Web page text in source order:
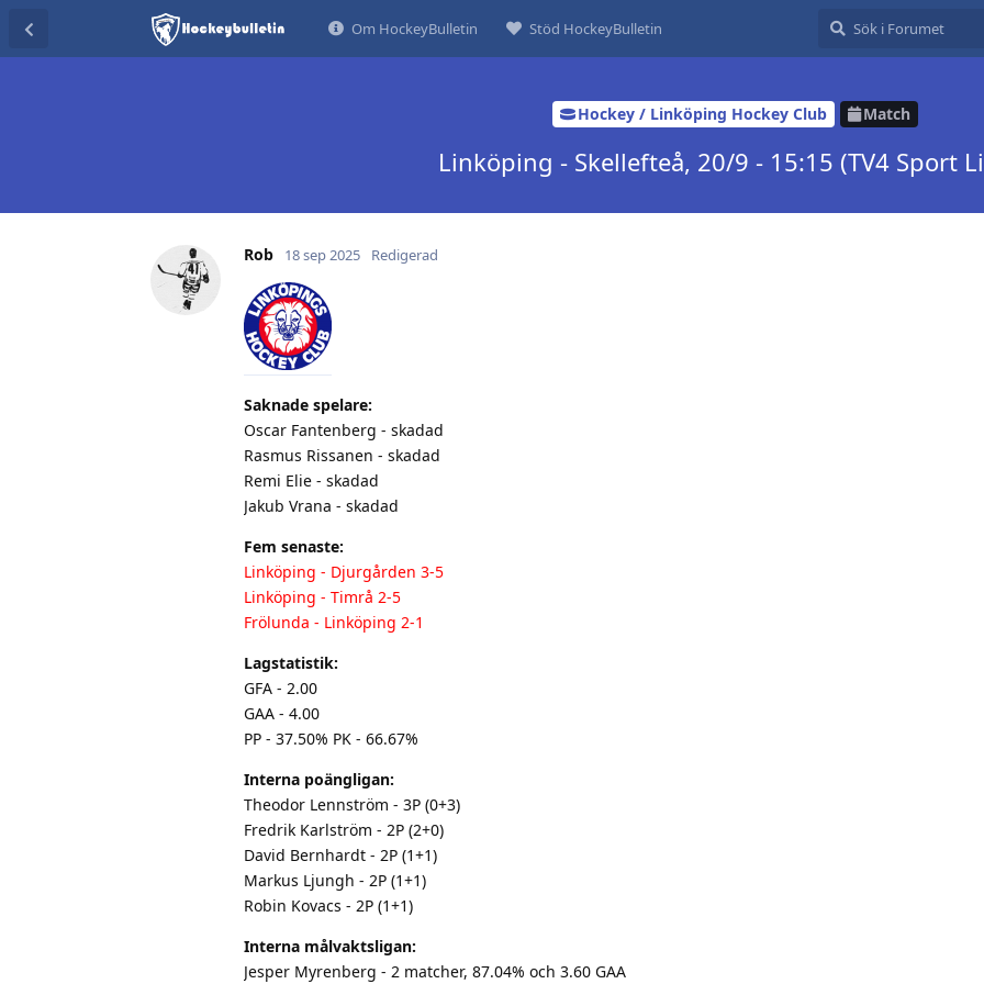
Om HockeyBulletin Stöd HockeyBulletin
Hockey / Linköping Hockey Club Match
Linköping - Skellefteå, 20/9 - 15:15 (TV4 Sport
Rob 18 sep 2025 Redigerad
Saknade spelare:
Oscar Fantenberg - skadad
Rasmus Rissanen - skadad
Remi Elie - skadad
Jakub Vrana - skadad
Fem senaste:
Linköping - Djurgården 3-5
Linköping - Timrå 2-5
Frölunda - Linköping 2-1
Lagstatistik:
GFA - 2.00
GAA - 4.00
PP - 37.50% PK - 66.67%
Interna poängligan:
Theodor Lennström - 3P (0+3)
Fredrik Karlström - 2P (2+0)
David Bernhardt - 2P (1+1)
Markus Ljungh - 2P (1+1)
Robin Kovacs - 2P (1+1)
Interna målvaktsligan:
Jesper Myrenberg - 2 matcher, 87.04% och 3.60 GAA